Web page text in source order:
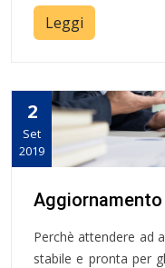
Leggi
2
Set
2019
Perchè attendere ad
stabile e pronta per